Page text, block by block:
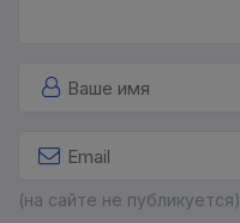
(на сайте не публикуется)